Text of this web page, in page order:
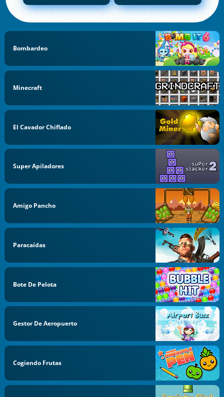
Bombardeo
Minecraft
El Cavador Chiflado
Super Apiladores
Amigo Pancho
Paracaídas
Bote De Pelota
Gestor De Aeropuerto
Cogiendo Frutas